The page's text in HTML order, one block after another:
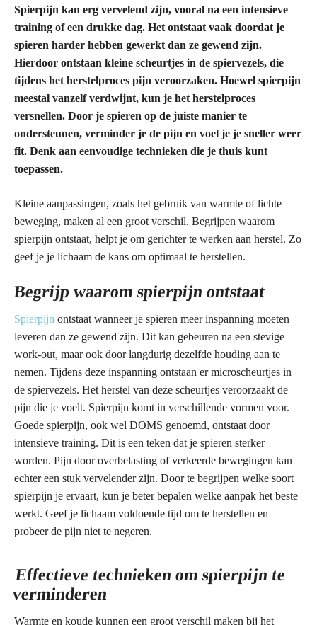
Spierpijn kan erg vervelend zijn, vooral na een intensieve
training of een drukke dag. Het ontstaat vaak doordat je
spieren harder hebben gewerkt dan ze gewend zijn.
Hierdoor ontstaan kleine scheurtjes in de spiervezels, die
tijdens het herstelproces pijn veroorzaken. Hoewel spierpijn
meestal vanzelf verdwijnt, kun je het herstelproces
versnellen. Door je spieren op de juiste manier te
ondersteunen, verminder je de pijn en voel je je sneller weer
fit. Denk aan eenvoudige technieken die je thuis kunt
toepassen.
Kleine aanpassingen, zoals het gebruik van warmte of lichte
beweging, maken al een groot verschil. Begrijpen waarom
spierpijn ontstaat, helpt je om gerichter te werken aan herstel. Zo
geef je je lichaam de kans om optimaal te herstellen.
Begrijp waarom spierpijn ontstaat
Spierpijn ontstaat wanneer je spieren meer inspanning moeten
leveren dan ze gewend zijn. Dit kan gebeuren na een stevige
work-out, maar ook door langdurig dezelfde houding aan te
nemen. Tijdens deze inspanning ontstaan er microscheurtjes in
de spiervezels. Het herstel van deze scheurtjes veroorzaakt de
pijn die je voelt. Spierpijn komt in verschillende vormen voor.
Goede spierpijn, ook wel DOMS genoemd, ontstaat door
intensieve training. Dit is een teken dat je spieren sterker
worden. Pijn door overbelasting of verkeerde bewegingen kan
echter een stuk vervelender zijn. Door te begrijpen welke soort
spierpijn je ervaart, kun je beter bepalen welke aanpak het beste
werkt. Geef je lichaam voldoende tijd om te herstellen en
probeer de pijn niet te negeren.
Effectieve technieken om spierpijn te
verminderen
Warmte en koude kunnen een groot verschil maken bij het